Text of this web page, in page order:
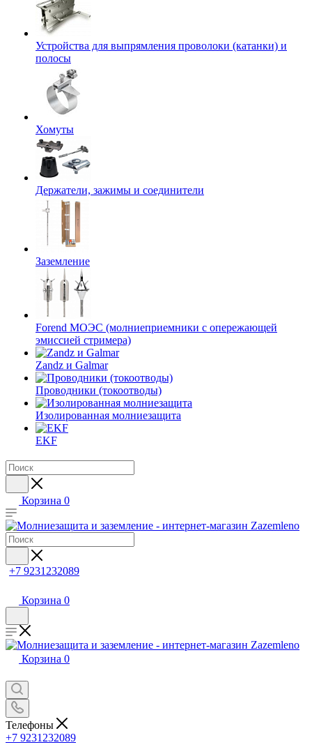
Устройства для выпрямления проволоки (катанки) и
полосы
Хомуты
Держатели, зажимы и соединители
Заземление
Forend МОЭС (молниеприемники с опережающей
эмиссией стримера)
Zandz и Galmar
Проводники (токоотводы)
Изолированная молниезащита
EKF
Корзина 0
+7 9231232089
Корзина 0
Корзина 0
Телефоны
+7 9231232089